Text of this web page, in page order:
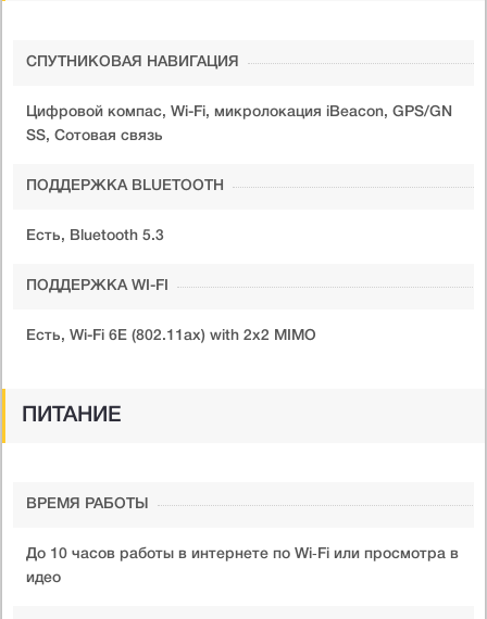
СПУТНИКОВАЯ НАВИГАЦИЯ
Цифровой компас, Wi-Fi, микролокация iBeacon, GPS/GN
SS, Сотовая связь
ПОДДЕРЖКА BLUETOOTH
Есть, Bluetooth 5.3
ПОДДЕРЖКА WI-FI
Есть, Wi-Fi 6E (802.11ax) with 2x2 MIMO
ПИТАНИЕ
ВРЕМЯ РАБОТЫ
До 10 часов работы в интернете по Wi‑Fi или просмотра в
идео